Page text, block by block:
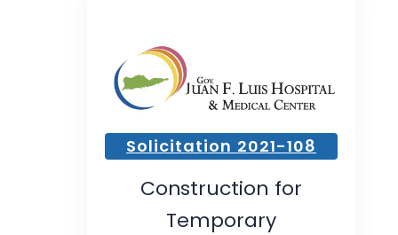
Solicitation 2021-108
Construction for
Temporary